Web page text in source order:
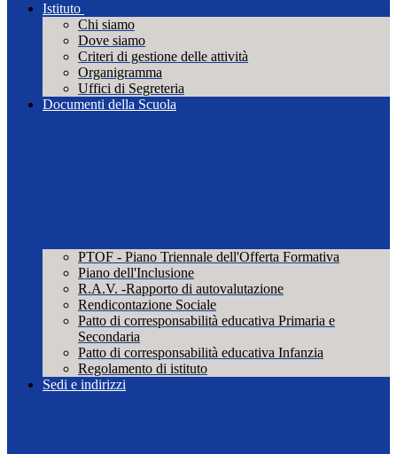
Istituto
Chi siamo
Dove siamo
Criteri di gestione delle attività
Organigramma
Uffici di Segreteria
Documenti della Scuola
PTOF - Piano Triennale dell'Offerta Formativa
Piano dell'Inclusione
R.A.V. -Rapporto di autovalutazione
Rendicontazione Sociale
Patto di corresponsabilità educativa Primaria e
Secondaria
Patto di corresponsabilità educativa Infanzia
Regolamento di istituto
Sedi e indirizzi